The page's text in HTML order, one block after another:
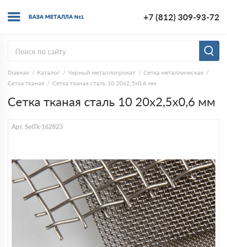
+7 (812) 309-93-72
Главная Каталог Черный металлопрокат
Сетка металлическая
Сетка тканая
Сетка тканая сталь 10 20х2,5х0,6 мм
Сетка тканая сталь 10 20х2,5х0,6 мм
Арт. SetTk-162823